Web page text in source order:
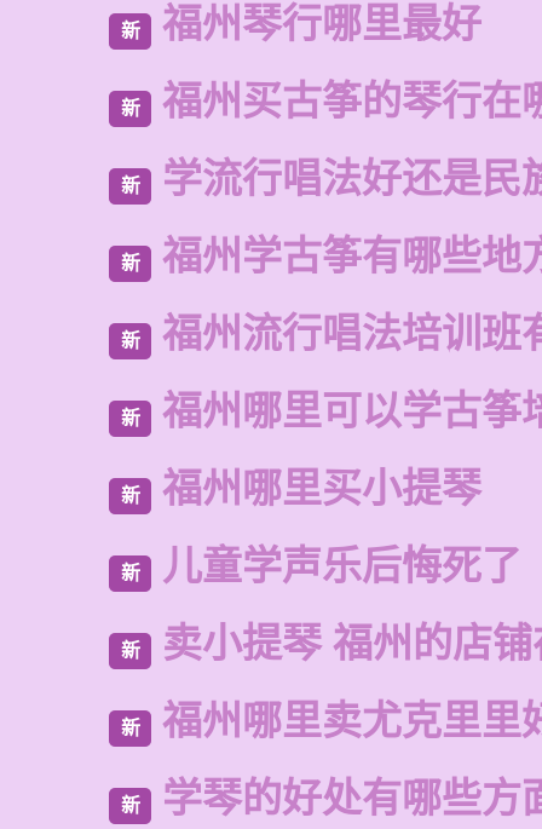
新 福州琴行哪里最好
新 福州买古筝的琴行在
新 学流行唱法好还是民
新 福州学古筝有哪些地
新 福州流行唱法培训班
新 福州哪里可以学古筝
新 福州哪里买小提琴
新 儿童学声乐后悔死了
新 卖小提琴 福州的店
新 福州哪里卖尤克里里
新 学琴的好处有哪些方